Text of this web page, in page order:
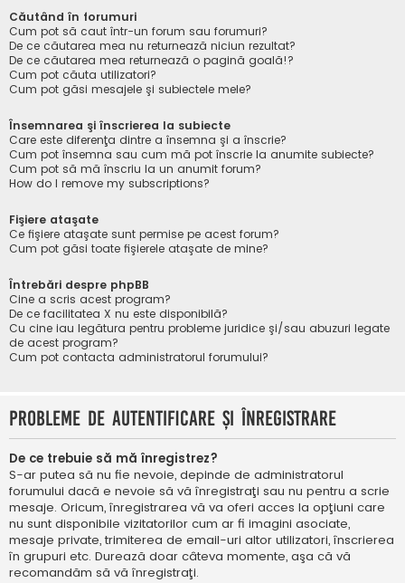
Căutând în forumuri
Cum pot să caut într-un forum sau forumuri?
De ce căutarea mea nu returnează niciun rezultat?
De ce căutarea mea returnează o pagină goală!?
Cum pot căuta utilizatori?
Cum pot găsi mesajele şi subiectele mele?
Însemnarea şi înscrierea la subiecte
Care este diferenţa dintre a însemna şi a înscrie?
Cum pot însemna sau cum mă pot înscrie la anumite subiecte?
Cum pot să mă înscriu la un anumit forum?
How do I remove my subscriptions?
Fişiere ataşate
Ce fişiere ataşate sunt permise pe acest forum?
Cum pot găsi toate fişierele ataşate de mine?
Întrebări despre phpBB
Cine a scris acest program?
De ce facilitatea X nu este disponibilă?
Cu cine iau legătura pentru probleme juridice şi/sau abuzuri legate
de acest program?
Cum pot contacta administratorul forumului?
Probleme de autentificare şi înregistrare
De ce trebuie să mă înregistrez?
S-ar putea să nu fie nevoie, depinde de administratorul
forumului dacă e nevoie să vă înregistraţi sau nu pentru a scrie
mesaje. Oricum, înregistrarea vă va oferi acces la opţiuni care
nu sunt disponibile vizitatorilor cum ar fi imagini asociate,
mesaje private, trimiterea de email-uri altor utilizatori, înscrierea
în grupuri etc. Durează doar câteva momente, aşa că vă
recomandăm să vă înregistraţi.